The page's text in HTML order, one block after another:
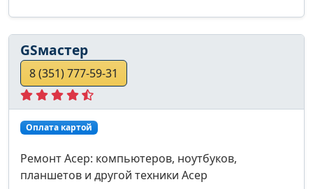
GSмастер
8 (351) 777-59-31
Оплата картой
Ремонт Асер: компьютеров, ноутбуков,
планшетов и другой техники Асер